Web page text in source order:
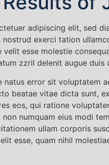
adipiscing elit, sed
exerci tation
esse molestie
zzril delenit augue
natus error sit voluptatem
beatae vitae dicta sunt,
eos, qui ratione
numquam eius modi
ullam corporis
esse, quam nihil